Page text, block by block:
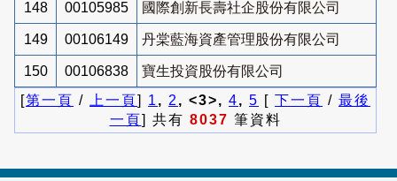
148 00105985 國際創新長壽社企股份有限公司
149 00106149 丹棠藍海資產管理股份有限公司
150 00106838
寶生投資股份有限公司
[第一頁 / 上一頁] 1 , 2 , <3>, 4, 5 [ 下一頁 / 最後
一頁] 共有 8037 筆資料